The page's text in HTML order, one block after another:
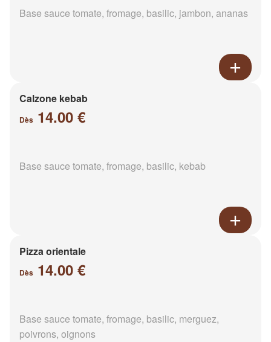
Base sauce tomate, fromage, basilic, jambon, ananas
Calzone kebab
Dès 14.00 €
Base sauce tomate, fromage, basilic, kebab
Pizza orientale
Dès 14.00 €
Base sauce tomate, fromage, basilic, merguez,
poivrons, oignons